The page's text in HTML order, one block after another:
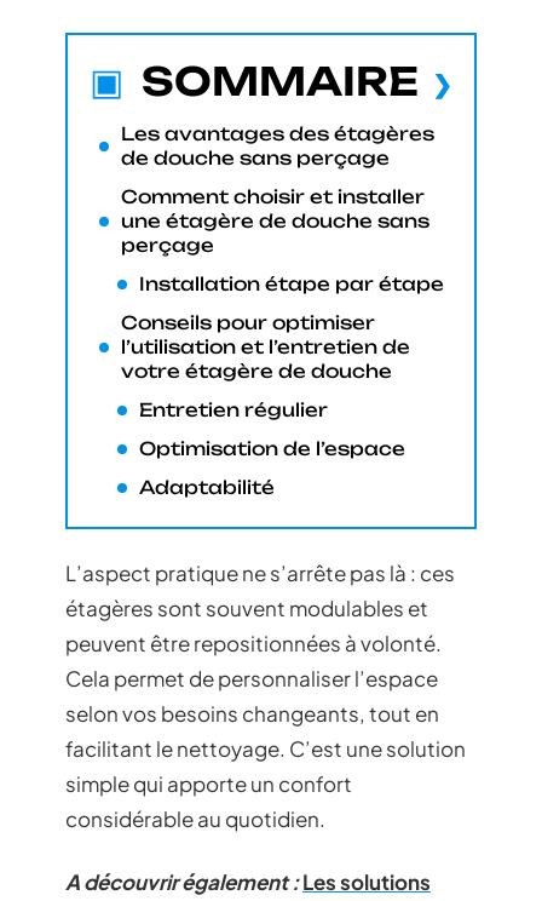
SOMMAIRE
Les avantages des étagères
de douche sans perçage
Comment choisir et installer
une étagère de douche sans
perçage
Installation étape par étape
Conseils pour optimiser
l’utilisation et l’entretien de
votre étagère de douche
Entretien régulier
Optimisation de l’espace
Adaptabilité
L’aspect pratique ne s’arrête pas là : ces
étagères sont souvent modulables et
peuvent être repositionnées à volonté.
Cela permet de personnaliser l’espace
selon vos besoins changeants, tout en
facilitant le nettoyage. C’est une solution
simple qui apporte un confort
considérable au quotidien.
A découvrir également :Les solutions